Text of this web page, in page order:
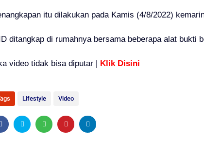
itu dilakukan pada Kamis (4/8/2022)
ditangkap di rumahnya bersama beberapa alat bukti
video tidak bisa diputar | Klik Disini
Lifestyle Video